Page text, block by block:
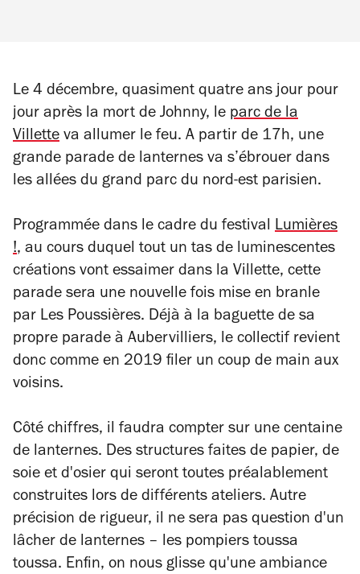
Le 4 décembre, quasiment quatre ans jour pour
jour après la mort de Johnny, le parc de la
Villette va allumer le feu. A partir de 17h, une
grande parade de lanternes va s’ébrouer dans
les allées du grand parc du nord-est parisien.
Programmée dans le cadre du festival Lumières
!, au cours duquel tout un tas de luminescentes
créations vont essaimer dans la Villette, cette
parade sera une nouvelle fois mise en branle
par Les Poussières. Déjà à la baguette de sa
propre parade à Aubervilliers, le collectif revient
donc comme en 2019 filer un coup de main aux
voisins.
Côté chiffres, il faudra compter sur une centaine
de lanternes. Des structures faites de papier, de
soie et d'osier qui seront toutes préalablement
construites lors de différents ateliers. Autre
précision de rigueur, il ne sera pas question d'un
lâcher de lanternes – les pompiers toussa
toussa. Enfin, on nous glisse qu'une ambiance